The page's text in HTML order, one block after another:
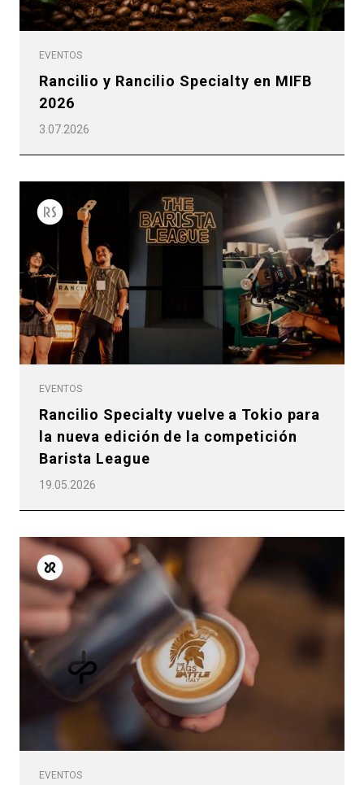
EVENTOS
Rancilio y Rancilio Specialty en MIFB
2026
3.07.2026
EVENTOS
Rancilio Specialty vuelve a Tokio para
la nueva edición de la competición
Barista League
19.05.2026
EVENTOS